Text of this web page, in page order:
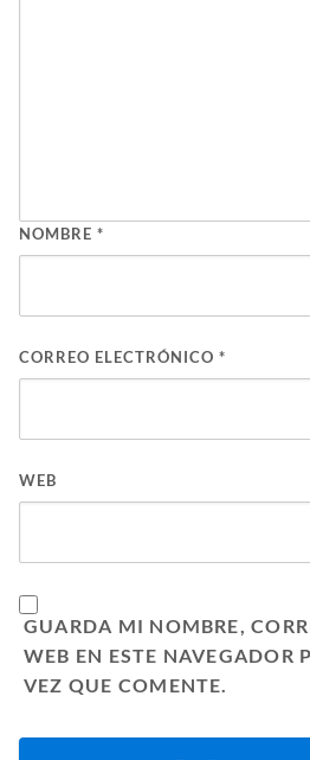
NOMBRE *
CORREO ELECTRÓNICO *
WEB
GUARDA MI NOMBRE,
WEB EN ESTE NAVEGADOR
VEZ QUE COMENTE.